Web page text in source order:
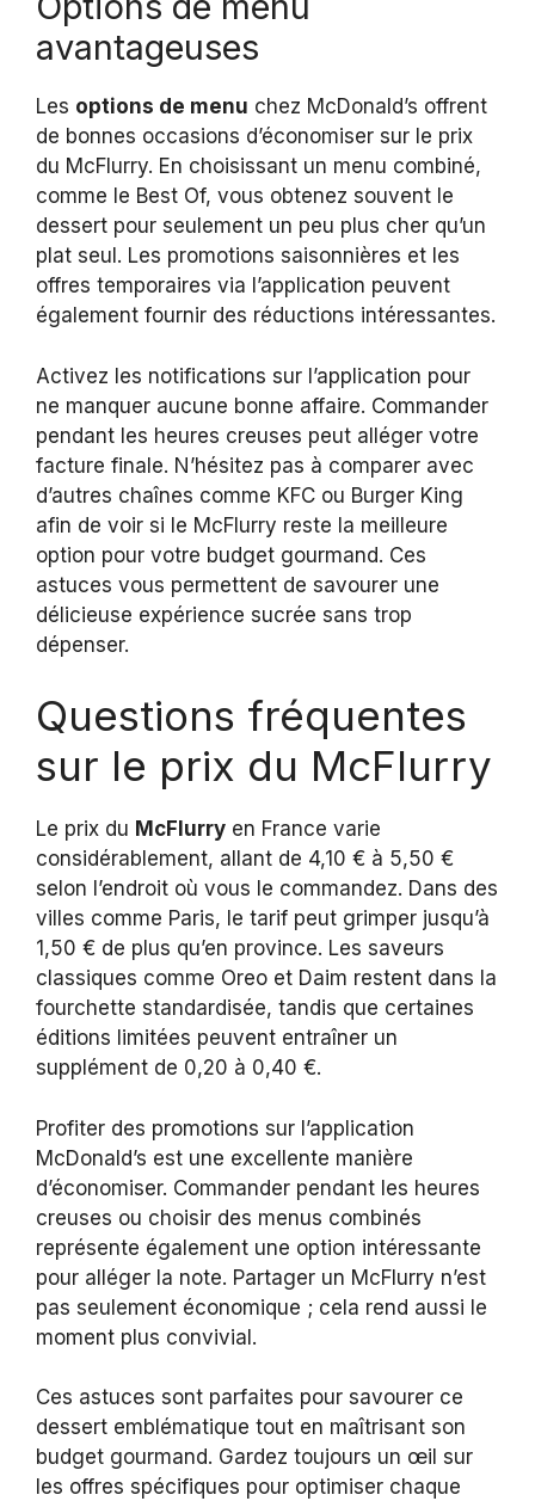
avantageuses
Les options de menu chez McDonald’s offrent
de bonnes occasions d’économiser sur le prix
du McFlurry. En choisissant un menu combiné,
comme le Best Of, vous obtenez souvent le
dessert pour seulement un peu plus cher qu’un
plat seul. Les promotions saisonnières et les
offres temporaires via l’application peuvent
également fournir des réductions intéressantes.
Activez les notifications sur l’application pour
ne manquer aucune bonne affaire. Commander
pendant les heures creuses peut alléger votre
facture finale. N’hésitez pas à comparer avec
d’autres chaînes comme KFC ou Burger King
afin de voir si le McFlurry reste la meilleure
option pour votre budget gourmand. Ces
astuces vous permettent de savourer une
délicieuse expérience sucrée sans trop
dépenser.
Questions fréquentes
sur le prix du McFlurry
Le prix du McFlurry en France varie
considérablement, allant de 4,10 € à 5,50 €
selon l’endroit où vous le commandez. Dans des
villes comme Paris, le tarif peut grimper jusqu’à
1,50 € de plus qu’en province. Les saveurs
classiques comme Oreo et Daim restent dans la
fourchette standardisée, tandis que certaines
éditions limitées peuvent entraîner un
supplément de 0,20 à 0,40 €.
Profiter des promotions sur l’application
McDonald’s est une excellente manière
d’économiser. Commander pendant les heures
creuses ou choisir des menus combinés
représente également une option intéressante
pour alléger la note. Partager un McFlurry n’est
pas seulement économique ; cela rend aussi le
moment plus convivial.
Ces astuces sont parfaites pour savourer ce
dessert emblématique tout en maîtrisant son
budget gourmand. Gardez toujours un œil sur
les offres spécifiques pour optimiser chaque